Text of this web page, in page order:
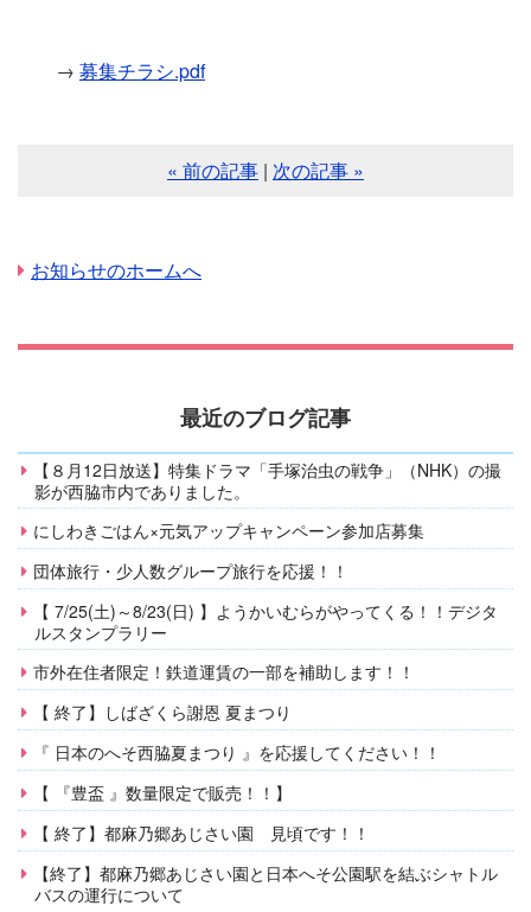
→ 募集チラシ.pdf
« 前の記事 | 次の記事 »
お知らせのホームへ
最近のブログ記事
【８月12日放送】特集ドラマ「手塚治虫の戦争」（NHK）の撮
影が西脇市内でありました。
にしわきごはん×元気アップキャンペーン参加店募集
団体旅行・少人数グループ旅行を応援！！
【 7/25(土)～8/23(日) 】ようかいむらがやってくる！！デジタ
ルスタンプラリー
市外在住者限定！鉄道運賃の一部を補助します！！
【 終了】しばざくら謝恩 夏まつり
『 日本のへそ西脇夏まつり 』を応援してください！！
【 『豊盃 』数量限定で販売！！】
【 終了】都麻乃郷あじさい園 見頃です！！
【終了】都麻乃郷あじさい園と日本へそ公園駅を結ぶシャトル
バスの運行について